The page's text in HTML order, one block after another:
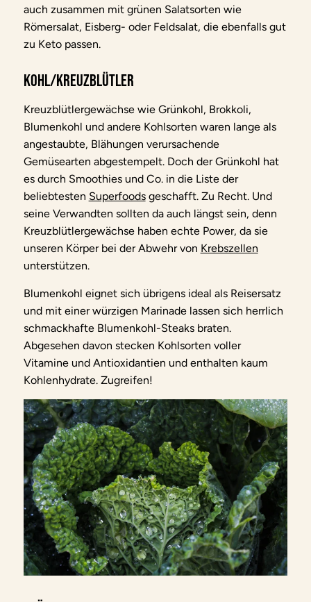
auch zusammen mit grünen Salatsorten wie
Römersalat, Eisberg- oder Feldsalat, die ebenfalls gut
zu Keto passen.
Kohl/Kreuzblütler
Kreuzblütlergewächse wie Grünkohl, Brokkoli,
Blumenkohl und andere Kohlsorten waren lange als
angestaubte, Blähungen verursachende
Gemüsearten abgestempelt. Doch der Grünkohl hat
es durch Smoothies und Co. in die Liste der
beliebtesten Superfoodsgeschafft. Zu Recht. Und
seine Verwandten sollten da auch längst sein, denn
Kreuzblütlergewächse haben echte Power, da sie
unseren Körper bei der Abwehr von Krebszellen
unterstützen.
Blumenkohl eignet sich übrigens ideal als Reisersatz
und mit einer würzigen Marinade lassen sich herrlich
schmackhafte Blumenkohl-Steaks braten.
Abgesehen davon stecken Kohlsorten voller
Vitamine und Antioxidantien und enthalten kaum
Kohlenhydrate. Zugreifen!